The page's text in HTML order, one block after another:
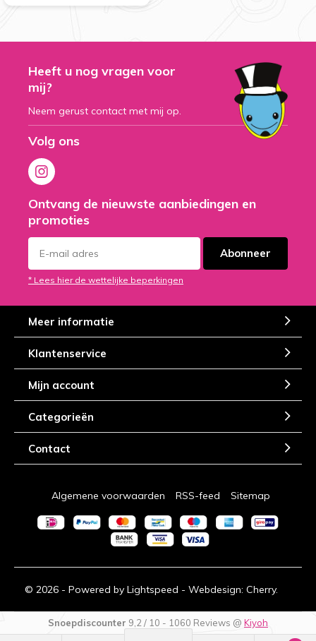
Heeft u nog vragen voor
mij?
Neem gerust contact met mij op.
Volg ons
Ontvang de nieuwste aanbiedingen en
promoties
Abonneer
* Lees hier de wettelijke beperkingen
Meer informatie
Klantenservice
Mijn account
Categorieën
Contact
© 2026 - Powered by Lightspeed - Webdesign: Cherry.
Algemene voorwaarden RSS-feed Sitemap
Snoepdiscounter 9,2 / 10 - 1060 Reviews @ Kiyoh